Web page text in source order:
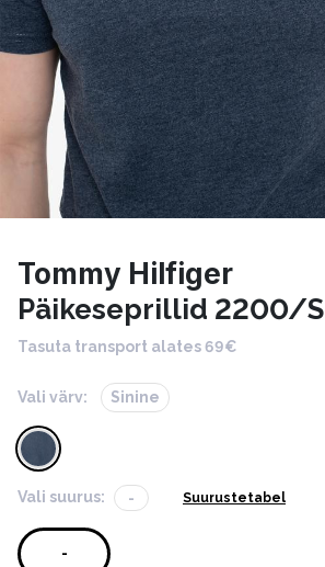
Tommy Hilfiger
Päikeseprillid 2200/S
Tasuta transport alates 69€
Vali värv: Sinine
Vali suurus: - Suurustetabel
-